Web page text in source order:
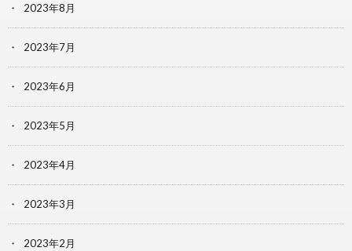
2023年8月
2023年7月
2023年6月
2023年5月
2023年4月
2023年3月
2023年2月